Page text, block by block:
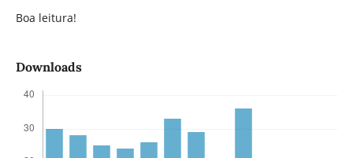
Boa leitura!
Downloads